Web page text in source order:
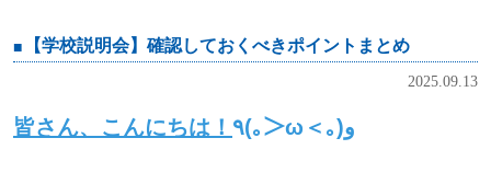
【学校説明会】確認しておくべきポイントまとめ
2025.09.13
皆さん、こんにちは！ ٩(｡＞ω＜｡)و